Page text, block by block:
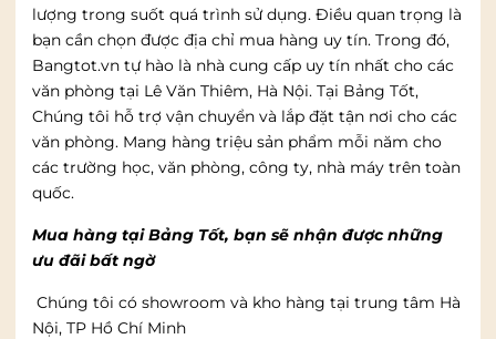
lượng trong suốt quá trình sử dụng. Điều quan trọng là
bạn cần chọn được địa chỉ mua hàng uy tín. Trong đó,
Bangtot.vn tự hào là nhà cung cấp uy tín nhất cho các
văn phòng tại Lê Văn Thiêm, Hà Nội. Tại Bảng Tốt,
Chúng tôi hỗ trợ vận chuyển và lắp đặt tận nơi cho các
văn phòng. Mang hàng triệu sản phẩm mỗi năm cho
các trường học, văn phòng, công ty, nhà máy trên toàn
quốc.
Mua hàng tại Bảng Tốt, bạn sẽ nhận được những
ưu đãi bất ngờ
Chúng tôi có showroom và kho hàng tại trung tâm Hà
Nội, TP Hồ Chí Minh